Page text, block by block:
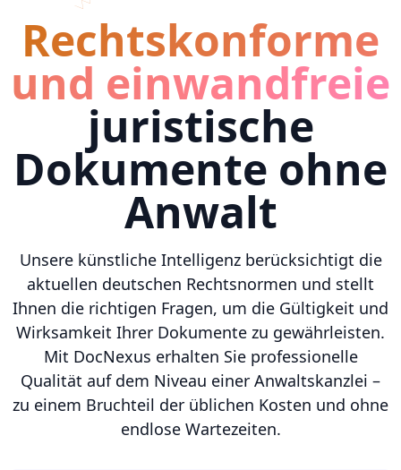
Rechtskonforme
und einwandfreie
juristische
Dokumente ohne
Anwalt
Unsere künstliche Intelligenz berücksichtigt die
aktuellen deutschen Rechtsnormen und stellt
Ihnen die richtigen Fragen, um die Gültigkeit und
Wirksamkeit Ihrer Dokumente zu gewährleisten.
Mit DocNexus erhalten Sie professionelle
Qualität auf dem Niveau einer Anwaltskanzlei –
zu einem Bruchteil der üblichen Kosten und ohne
endlose Wartezeiten.